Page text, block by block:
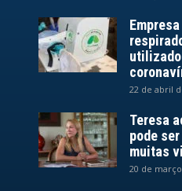
22 de abril
Teresa
pode
muitas
20 de